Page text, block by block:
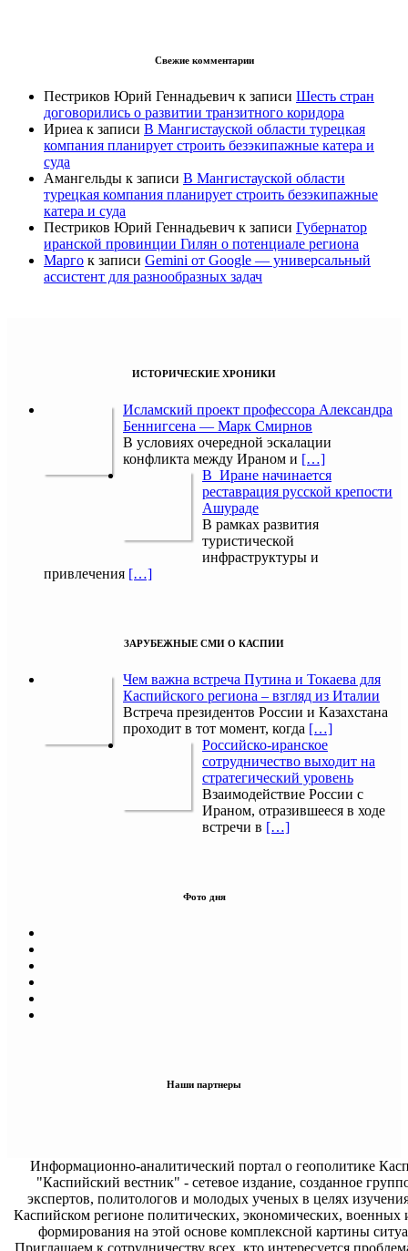
Свежие комментарии
Пестриков Юрий Геннадьевич к записи Шесть стран
договорились о развитии транзитного коридора
Ириеа к записи В Мангистауской области турецкая
компания планирует строить безэкипажные катера и
суда
Амангельды к записи В Мангистауской области
турецкая компания планирует строить безэкипажные
катера и суда
Пестриков Юрий Геннадьевич к записи Губернатор
иранской провинции Гилян о потенциале региона
Марго к записи Gemini от Google — универсальный
ассистент для разнообразных задач
ИСТОРИЧЕСКИЕ ХРОНИКИ
Исламский проект профессора Александра
Беннигсена — Марк Смирнов
В условиях очередной эскалации
конфликта между Ираном и […]
В Иране начинается
реставрация русской крепости
Ашураде
В рамках развития
туристической
инфраструктуры и
привлечения […]
ЗАРУБЕЖНЫЕ СМИ О КАСПИИ
Чем важна встреча Путина и Токаева для
Каспийского региона – взгляд из Италии
Встреча президентов России и Казахстана
проходит в тот момент, когда […]
Российско-иранское
сотрудничество выходит на
стратегический уровень
Взаимодействие России с
Ираном, отразившееся в ходе
встречи в […]
Фото дня
Наши партнеры
Информационно-аналитический портал о геополитике
"Каспийский вестник" - сетевое издание, созданное
экспертов, политологов и молодых ученых в целях
Каспийском регионе политических, экономических, военных
формирования на этой основе комплексной картины
Приглашаем к сотрудничеству всех, кто интересуется